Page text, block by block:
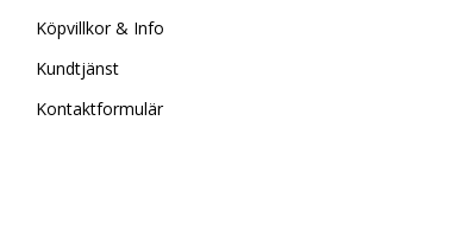
Köpvillkor & Info
Kundtjänst
Kontaktformulär